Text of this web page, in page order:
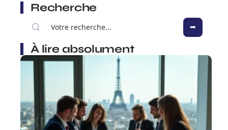
Recherche
À lire absolument